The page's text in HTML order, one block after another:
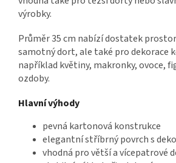
výrobky.
Průměr 35 cm nabízí dostatek
samotný dort, ale také pro dekorace
například květiny, makronky, ovoce,
ozdoby.
Hlavní výhody
pevná kartonová konstrukce
elegantní stříbrný povrch s
vhodná pro větší a vícepatrové